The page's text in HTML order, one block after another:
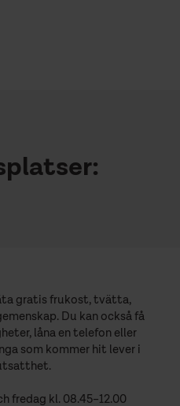
gratis frukost, tvätta,
Du kan också få
låna en telefon eller
som kommer hit lever i
fredag kl. 08.45–12.00